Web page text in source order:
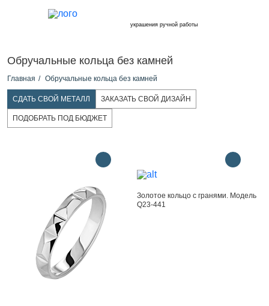
украшения ручной работы
Обручальные кольца без камней
Главная Обручальные кольца без камней
СДАТЬ СВОЙ МЕТАЛЛ ЗАКАЗАТЬ СВОЙ ДИЗАЙН
ПОДОБРАТЬ ПОД БЮДЖЕТ
Золотое кольцо с гранями. Модель
Q23-441